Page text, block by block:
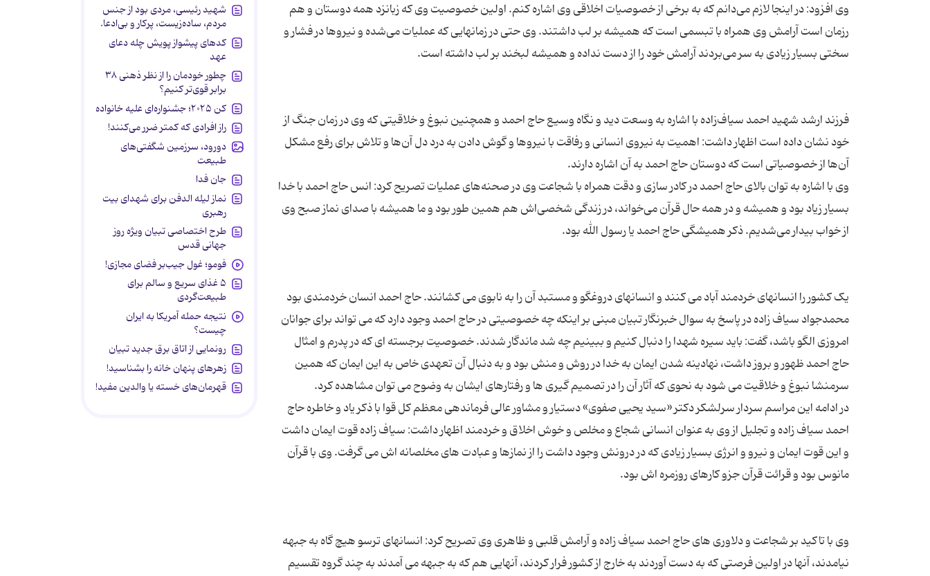
وی افزود: در اینجا لازم می‌دانم که به برخی از خصوصیات اخلاقی وی اشاره کنم. اولین خصوصیت وی که زبانزد همه دوستان و هم
رزمان است آرامش وی همراه با تبسمی است که همیشه بر لب داشتند. وی حتی در زمانهایی که عملیات می‌شده و نیرو‌ها در فشار و
فرزند ارشد شهید احمد سیاف‌زاده با اشاره به وسعت دید و نگاه وسیع حاج احمد و همچنین نبوغ و خلاقیتی که وی در زمان جنگ از
خود نشان داده است اظهار داشت: اهمیت به نیروی انسانی و رفاقت با نیرو‌ها و گوش دادن به درد دل آن‌ها و تلاش برای رفع مشکل
وی با اشاره به توان بالای حاج احمد در کادر سازی و دقت همراه با شجاعت وی در صحنه‌های عملیات تصریح کرد: انس حاج احمد با خدا
بسیار زیاد بود و همیشه و در همه حال قرآن می‌خواند، در زندگی شخصی‌اش هم همین طور بود و ما همیشه با صدای نماز صبح وی
محمدجواد سیاف زاده در پاسخ به سوال خبرنگار تبیان مبنی بر اینکه چه خصوصیتی در حاج احمد وجود دارد که می تواند برای جوانان
امروزی الگو باشد، گفت: باید سیره شهدا را دنبال کنیم و ببینیم چه شد ماندگار شدند. خصوصیت برجسته ای که در پدرم و امثال
حاج احمد ظهور و بروز داشت، نهادینه شدن ایمان به خدا در روش و منش بود و به دنبال آن تعهدی خاص به این ایمان که همین
در ادامه این مراسم سردار سرلشکر دکتر «سید یحیی صفوی» دستیار و مشاور عالی فرماندهی معظم کل قوا با ذکر یاد و خاطره حاج
احمد سیاف زاده و تجلیل از وی به عنوان انسانی شجاع و مخلص و خوش اخلاق و خردمند اظهار داشت: سیاف زاده قوت ایمان داشت
و این قوت ایمان و نیرو و انرژی بسیار زیادی که در درونش وجود داشت را از نمازها و عبادت های مخلصانه اش می گرفت. وی با قرآن
وی با تاکید بر شجاعت و دلاوری های حاج احمد سیاف زاده و آرامش قلبی و ظاهری وی تصریح کرد: انسانهای ترسو هیچ گاه به جبهه
نیامدند، آنها در اولین فرصتی که به دست آوردند به خارج از کشور فرار کردند، آنهایی هم که به جبهه می آمدند به چند گروه تقسیم
شهید رئیسی، مردی بود از جنس
مردم، ساده‌زیست، پرکار و بی‌ادعا.
کدهای پیشواز پویش چله دعای
عهد
چطور خودمان را از نظر ذهنی ۳۸
برابر قوی‌تر کنیم؟
کن ۲۰۲۵؛ جشنواره‌ای علیه خانواده
راز افرادی که کمتر ضرر می‌کنند!
دورود، سرزمین شگفتی‌های
طبیعت
جان فدا
نماز لیله الدفن برای شهدای بیت
رهبری
طرح اختصاصی تبیان ویژه روز
جهانی قدس
فومو؛ غول جیب‌بر فضای مجازی!
۵ غذای سریع و سالم برای
طبیعت‌گردی
نتیجه حمله آمریکا به ایران
چیست؟
رونمایی از اتاق برق جدید تبیان
زهرهای پنهان خانه را بشناسید!
قهرمان‌های خسته یا والدین مفید!